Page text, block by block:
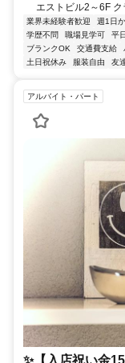
エストビル2～6F
業界未経験者歓迎 週1日
学歴不問
職場見学可 平
ブランクOK
交通費支給
土日祝休み
服装自由 友
アルバイト・パート
✨【入店祝い金